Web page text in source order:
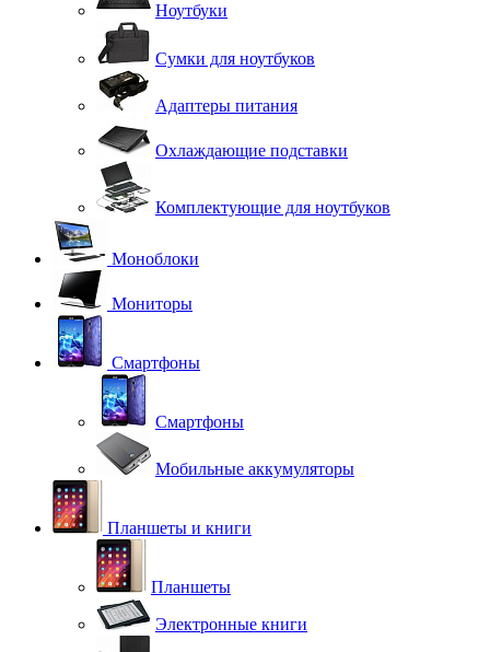
Ноутбуки
Сумки для ноутбуков
Адаптеры питания
Охлаждающие подставки
Комплектующие для ноутбуков
Моноблоки
Мониторы
Смартфоны
Смартфоны
Мобильные аккумуляторы
Планшеты и книги
Планшеты
Электронные книги